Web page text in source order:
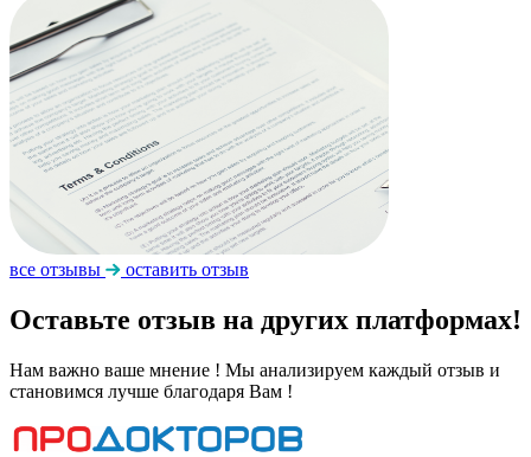
все отзывы оставить отзыв
Оставьте отзыв на других платформах!
Нам важно ваше мнение ! Мы анализируем каждый отзыв и
становимся лучше благодаря Вам !